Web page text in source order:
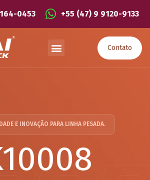
0453 +55 (47) 9 9120-9133
Contato
E INOVAÇÃO PARA LINHA PESADA.